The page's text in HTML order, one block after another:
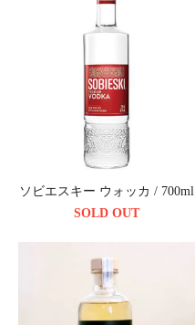
ソビエスキー ウォッカ / 700ml
SOLD OUT